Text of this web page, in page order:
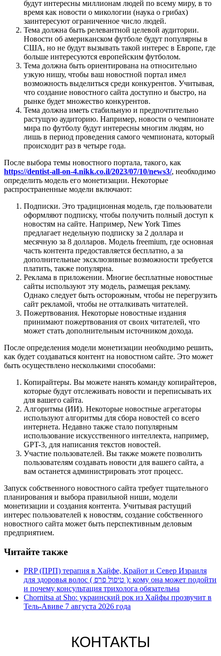
будут интересны миллионам людей по всему миру, в то
время как новости о микологии (наука о грибах)
заинтересуют ограниченное число людей.
Тема должна быть релевантной целевой аудитории.
Новости об американском футболе будут популярны в
США, но не будут вызывать такой интерес в Европе, где
больше интересуются европейским футболом.
Тема должна быть ориентирована на относительно
узкую нишу, чтобы ваш новостной портал имел
возможность выделиться среди конкурентов. Учитывая,
что создание новостного сайта доступно и быстро, на
рынке будет множество конкурентов.
Тема должна иметь стабильную и предпочтительно
растущую аудиторию. Например, новости о чемпионате
мира по футболу будут интересны многим людям, но
лишь в период проведения самого чемпионата, который
происходит раз в четыре года.
После выбора темы новостного портала, такого, как
https://dentist-all-on-4.nikk.co.il/2023/07/10/news3/, необходимо
определить модель его монетизации. Некоторые
распространенные модели включают:
Подписки. Это традиционная модель, где пользователи
оформляют подписку, чтобы получить полный доступ к
новостям на сайте. Например, New York Times
предлагает недельную подписку за 2 доллара и
месячную за 8 долларов. Модель freemium, где основная
часть контента предоставляется бесплатно, а за
дополнительные эксклюзивные возможности требуется
платить, также популярна.
Реклама в приложении. Многие бесплатные новостные
сайты используют эту модель, размещая рекламу.
Однако следует быть осторожным, чтобы не перегрузить
сайт рекламой, чтобы не отталкивать читателей.
Пожертвования. Некоторые новостные издания
принимают пожертвования от своих читателей, что
может стать дополнительным источником дохода.
После определения модели монетизации необходимо решить,
как будет создаваться контент на новостном сайте. Это может
быть осуществлено несколькими способами:
Копирайтеры. Вы можете нанять команду копирайтеров,
которые будут отслеживать новости и переписывать их
для вашего сайта.
Алгоритмы (ИИ). Некоторые новостные агрегаторы
используют алгоритмы для сбора новостей со всего
интернета. Недавно также стало популярным
использование искусственного интеллекта, например,
GPT-3, для написания текстов новостей.
Участие пользователей. Вы также можете позволить
пользователям создавать новости для вашего сайта, а
вам останется администрировать этот процесс.
Запуск собственного новостного сайта требует тщательного
планирования и выбора правильной ниши, модели
монетизации и создания контента. Учитывая растущий
интерес пользователей к новостям, создание собственного
новостного сайта может быть перспективным деловым
предприятием.
Читайте также
PRP (ПРП) терапия в Хайфе, Крайот и Север Израиля
для здоровья волос ( טיפול פרפ ): кому она может подойти
и почему консультация трихолога обязательна
Chornitsa at Sho: украинский рок из Хайфы прозвучит в
Тель-Авиве 7 августа 2026 года
КОНТАКТЫ